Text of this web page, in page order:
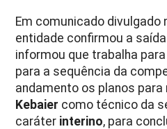
Em comunicado divulgado
entidade confirmou a
informou que trabalha
para a sequência da
andamento os planos para
Kebaier como técnico da
caráter interino, para